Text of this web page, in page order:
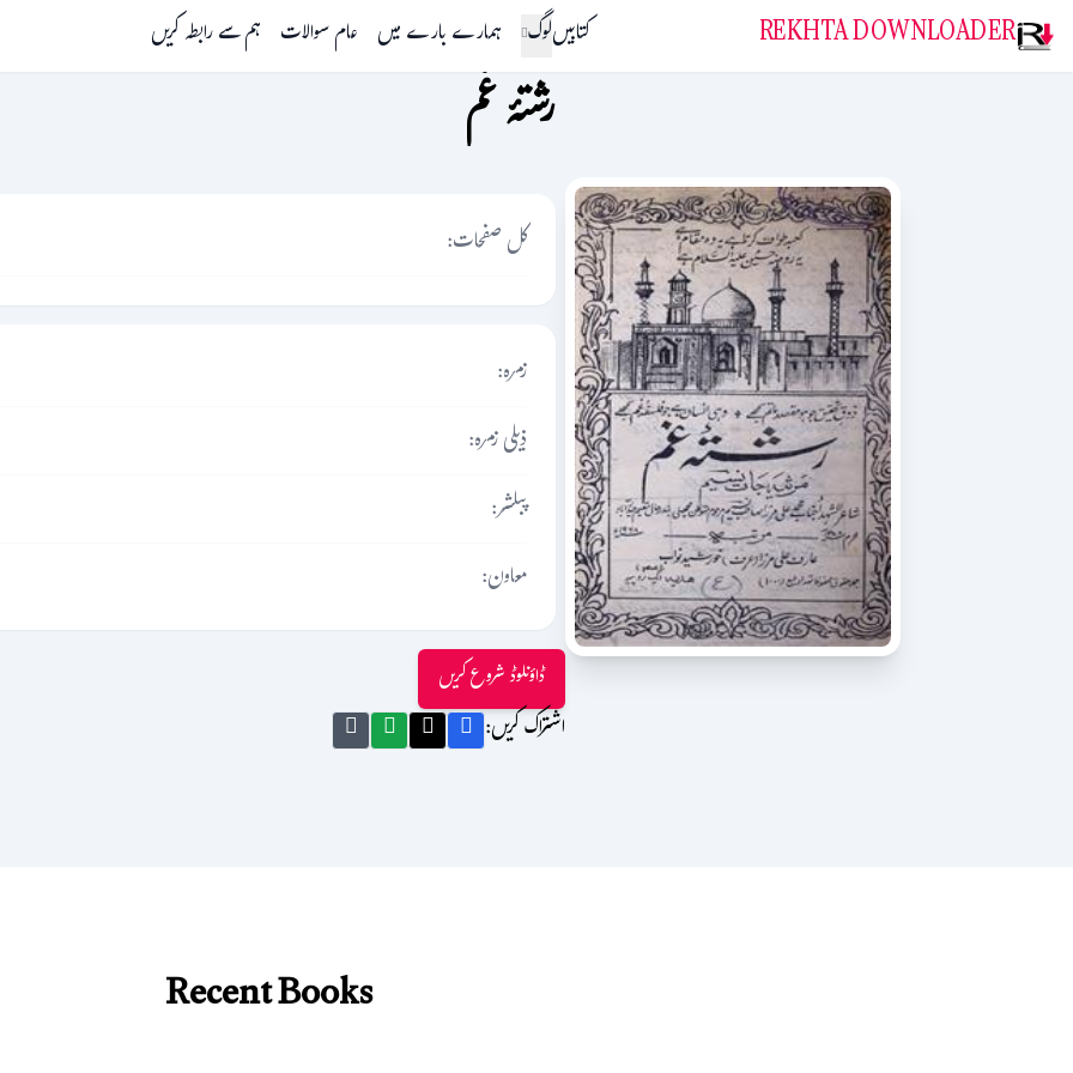
REKHTA DOWNLOADER کتابیںلوگ ہمارے بارے میں عام سوالات ہم سے رابطہ کریں
رشتۂ غم
کل صفحات:
زمرہ:
ذیلی زمرہ:
پبلشر:
معاون:
ڈاؤنلوڈ شروع کریں
اشتراک کریں:
Recent Books